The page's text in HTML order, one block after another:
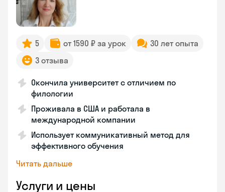
5 от 1590 ₽ за урок
30 лет опыта
3 отзыва
Окончила университет с отличием по
филологии
Проживала в США и работала в
международной компании
Использует коммуникативный метод для
эффективного обучения
Читать дальше
Услуги и цены